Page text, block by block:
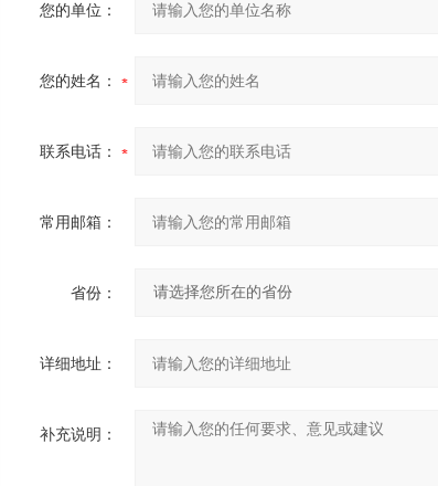
您的单位：
您的姓名：
联系电话：
常用邮箱：
省份：
详细地址：
补充说明：